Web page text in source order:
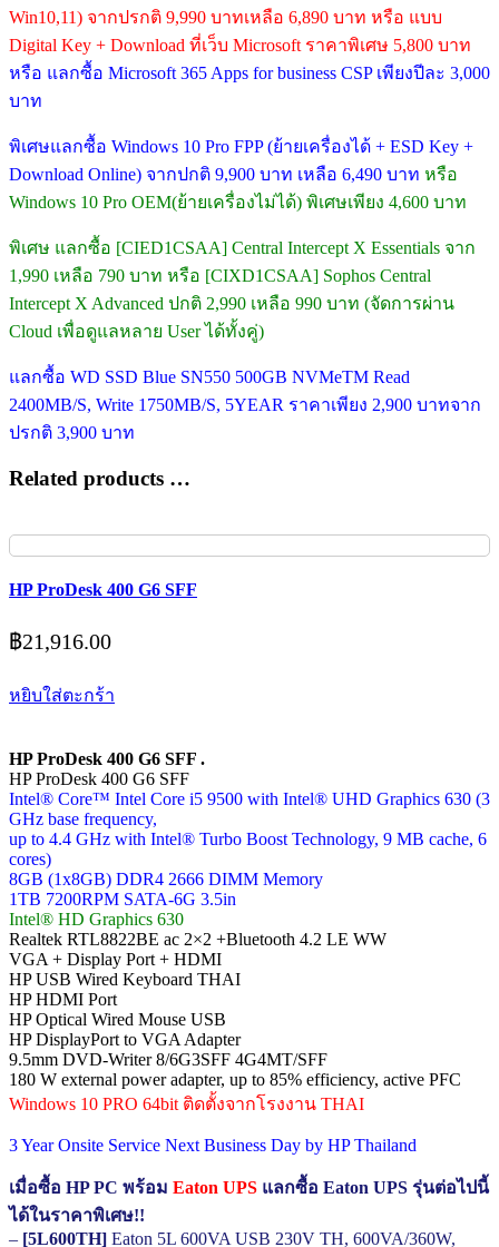
Win10,11) จากปรกติ 9,990 บาทเหลือ 6,890 บาท หรือ แบบ
Digital Key + Download ที่เว็บ Microsoft ราคาพิเศษ 5,800 บาท
หรือ แลกซื้อ Microsoft 365 Apps for business CSP เพียงปีละ 3,000
บาท
พิเศษแลกซื้อ Windows 10 Pro FPP (ย้ายเครื่องได้ + ESD Key +
Download Online) จากปกติ 9,900 บาท เหลือ 6,490 บาท หรือ
Windows 10 Pro OEM(ย้ายเครื่องไม่ได้) พิเศษเพียง 4,600 บาท
พิเศษ แลกซื้อ [CIED1CSAA] Central Intercept X Essentials จาก
1,990 เหลือ 790 บาท หรือ [CIXD1CSAA] Sophos Central
Intercept X Advanced ปกติ 2,990 เหลือ 990 บาท (จัดการผ่าน
Cloud เพื่อดูแลหลาย User ได้ทั้งคู่)
แลกซื้อ WD SSD Blue SN550 500GB NVMeTM Read
2400MB/S, Write 1750MB/S, 5YEAR ราคาเพียง 2,900 บาทจาก
ปรกติ 3,900 บาท
Related products …
HP ProDesk 400 G6 SFF
฿21,916.00
หยิบใส่ตะกร้า
HP ProDesk 400 G6 SFF .
HP ProDesk 400 G6 SFF
Intel® Core™ Intel Core i5 9500 with Intel® UHD Graphics 630 (3
GHz base frequency,
up to 4.4 GHz with Intel® Turbo Boost Technology, 9 MB cache, 6
cores)
8GB (1x8GB) DDR4 2666 DIMM Memory
1TB 7200RPM SATA-6G 3.5in
Intel® HD Graphics 630
Realtek RTL8822BE ac 2×2 +Bluetooth 4.2 LE WW
VGA + Display Port + HDMI
HP USB Wired Keyboard THAI
HP HDMI Port
HP Optical Wired Mouse USB
HP DisplayPort to VGA Adapter
9.5mm DVD-Writer 8/6G3SFF 4G4MT/SFF
180 W external power adapter, up to 85% efficiency, active PFC
Windows 10 PRO 64bit ติดตั้งจากโรงงาน THAI
3 Year Onsite Service Next Business Day by HP Thailand
เมื่อซื้อ HP PC พร้อม Eaton UPS แลกซื้อ Eaton UPS รุ่นต่อไปนี้
ได้ในราคาพิเศษ!!
– [5L600TH] Eaton 5L 600VA USB 230V TH, 600VA/360W,